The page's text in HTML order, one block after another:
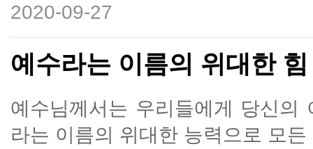
2020-09-27
예수라는 이름의 위대한 힘
예수님께서는 우리들에게 당신의
라는 이름의 위대한 능력으로 모